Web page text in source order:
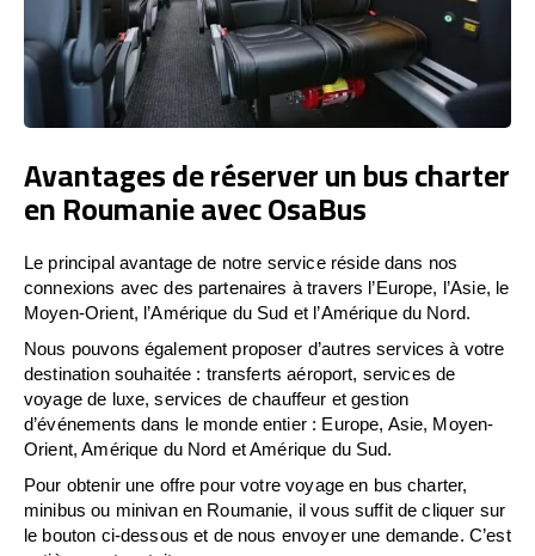
Avantages de réserver un bus charter
en Roumanie avec OsaBus
Le principal avantage de notre service réside dans nos
connexions avec des partenaires à travers l’Europe, l’Asie, le
Moyen-Orient, l’Amérique du Sud et l’Amérique du Nord.
Nous pouvons également proposer d’autres services à votre
destination souhaitée : transferts aéroport, services de
voyage de luxe, services de chauffeur et gestion
d’événements dans le monde entier : Europe, Asie, Moyen-
Orient, Amérique du Nord et Amérique du Sud.
Pour obtenir une offre pour votre voyage en bus charter,
minibus ou minivan en Roumanie, il vous suffit de cliquer sur
le bouton ci-dessous et de nous envoyer une demande. C’est